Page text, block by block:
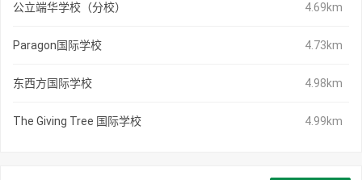
公立端华学校（分校） 4.69km
Paragon国际学校 4.73km
东西方国际学校 4.98km
The Giving Tree 国际学校 4.99km